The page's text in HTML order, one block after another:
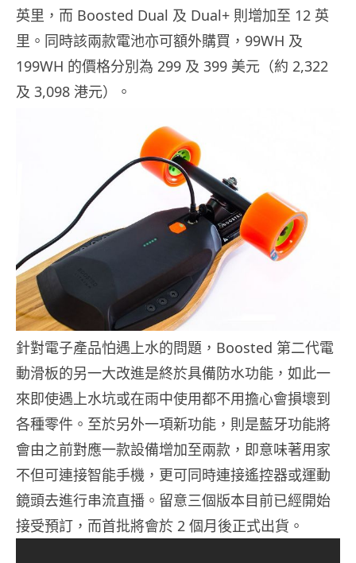
英里，而 Boosted Dual 及 Dual+ 則增加至 12 英
里。同時該兩款電池亦可額外購買，99WH 及
199WH 的價格分別為 299 及 399 美元（約 2,322
及 3,098 港元）。
針對電子產品怕遇上水的問題，Boosted 第二代電
動滑板的另一大改進是終於具備防水功能，如此一
來即使遇上水坑或在雨中使用都不用擔心會損壞到
各種零件。至於另外一項新功能，則是藍牙功能將
會由之前對應一款設備增加至兩款，即意味著用家
不但可連接智能手機，更可同時連接遙控器或運動
鏡頭去進行串流直播。留意三個版本目前已經開始
接受預訂，而首批將會於 2 個月後正式出貨。